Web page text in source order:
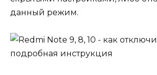
данный режим.